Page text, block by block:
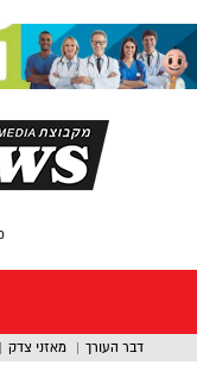
דבר העורך מאזני צדק